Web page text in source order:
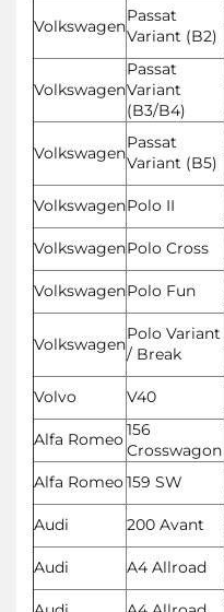
Volkswagen
Passat
Variant (B2)
Volkswagen
Passat
Variant
(B3/B4)
Volkswagen
Passat
Variant (B5)
VolkswagenPolo II
VolkswagenPolo Cross
VolkswagenPolo Fun
Volkswagen
Polo Variant
/ Break
Volvo
V40
Alfa Romeo156
Crosswagon
Alfa Romeo159 SW
Audi
200 Avant
Audi
A4 Allroad